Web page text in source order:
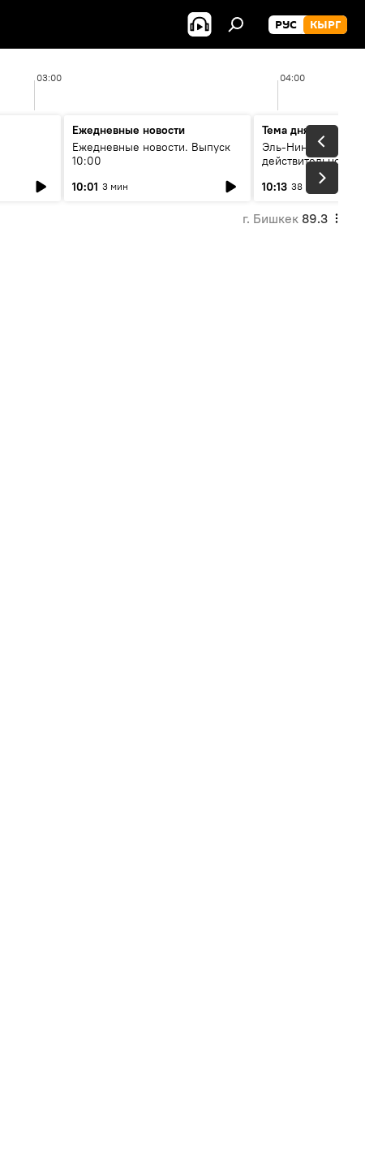
РУС КЫРГ
03:00 04:00
Ежедневные новости
Ежедневные новости. Выпуск
10:00
10:01 3 мин
Тема дня
Эль-Ниньо, жара и
действительно
погоду в
10:13 38 мин
г. Бишкек 89.3